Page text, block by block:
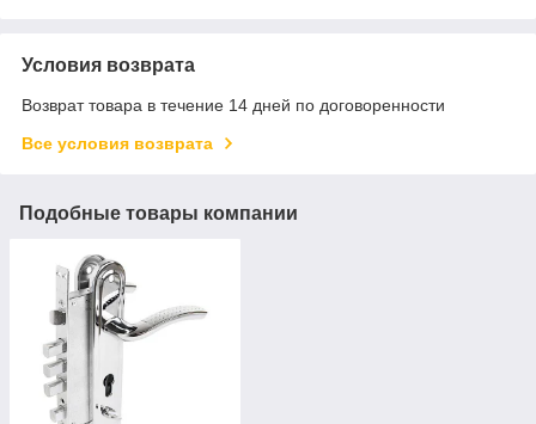
Условия возврата
Возврат товара в течение 14 дней по договоренности
Все условия возврата
Подобные товары компании